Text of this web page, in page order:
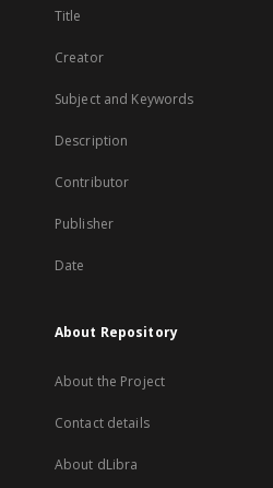
Title
Creator
Subject and Keywords
Description
Contributor
Publisher
Date
About Repository
About the Project
Contact details
About dLibra